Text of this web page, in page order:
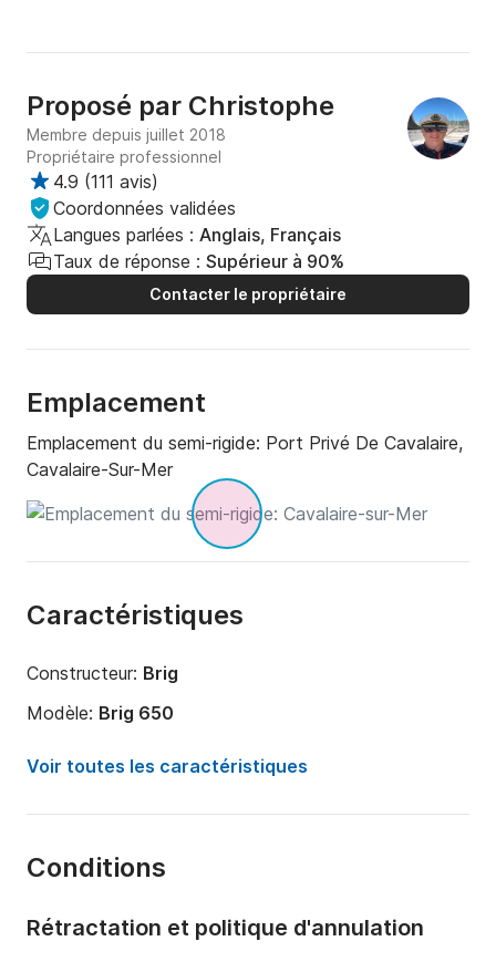
Proposé par Christophe
Membre depuis juillet 2018
Propriétaire professionnel
4.9 (111 avis)
Coordonnées validées
Langues parlées : Anglais, Français
Taux de réponse : Supérieur à 90%
Contacter le propriétaire
Emplacement
Emplacement du semi-rigide: Port Privé De Cavalaire,
Cavalaire-Sur-Mer
Caractéristiques
Constructeur: Brig
Modèle: Brig 650
Puissance moteur:
150cv
Capacité à bord:
Voir toutes les caractéristiques
Conditions
Rétractation et politique d'annulation